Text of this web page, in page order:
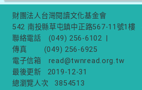
財團法人台灣閱讀文化基金會
542 南投縣草屯鎮中正路567-11號1樓
聯絡電話
(049) 256-6102
傳真
(049) 256-6925
電子信箱
read@twnread.org.tw
最後更新
2019-12-31
總瀏覽人次
3854513